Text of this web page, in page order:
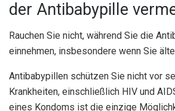
der Antibabypille
Rauchen Sie nicht, während Sie die
einnehmen, insbesondere wenn Sie
Antibabypillen schützen Sie nicht vor
Krankheiten, einschließlich HIV und
eines Kondoms ist die einzige